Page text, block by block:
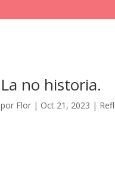
La no historia.
por Flor| Oct 21, 2023 |